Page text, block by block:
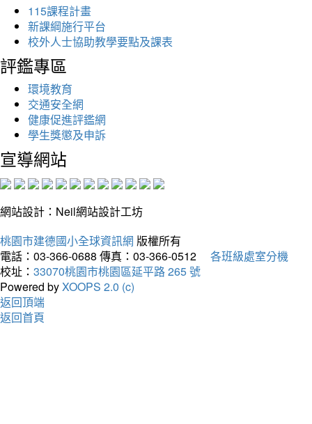
115課程計畫
新課綱施行平台
校外人士協助教學要點及課表
評鑑專區
環境教育
交通安全網
健康促進評鑑網
學生獎懲及申訴
宣導網站
網站設計：Neil網站設計工坊
桃園市建德國小全球資訊網 版權所有
電話：03-366-0688 傳真：03-366-0512
各班級處室分機
校址： 33070桃園市桃園區延平路 265 號
Powered byXOOPS 2.0 (c)
返回頂端
返回首頁